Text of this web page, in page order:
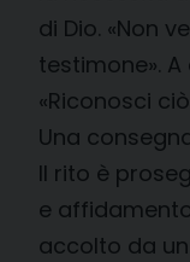
di Dio. «Non
testimone».
«Riconosci
Una
Il rito è
e
accolto da